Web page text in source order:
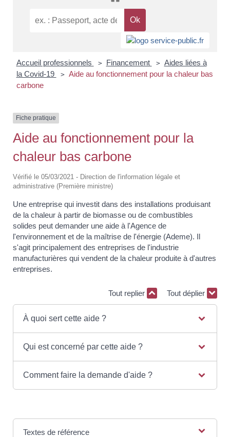
Accueil professionnels > Financement > Aides liées à
la Covid-19
> Aide au fonctionnement pour la chaleur bas
carbone
Fiche pratique
Aide au fonctionnement pour la
chaleur bas carbone
Vérifié le 05/03/2021 - Direction de l'information légale et
administrative (Première ministre)
Une entreprise qui investit dans des installations produisant
de la chaleur à partir de biomasse ou de combustibles
solides peut demander une aide à l'Agence de
l'environnement et de la maîtrise de l'énergie (Ademe). Il
s'agit principalement des entreprises de l'industrie
manufacturières qui vendent de la chaleur produite à d'autres
entreprises.
Tout replier Tout déplier
À quoi sert cette aide ?
Qui est concerné par cette aide ?
Comment faire la demande d'aide ?
Textes de référence